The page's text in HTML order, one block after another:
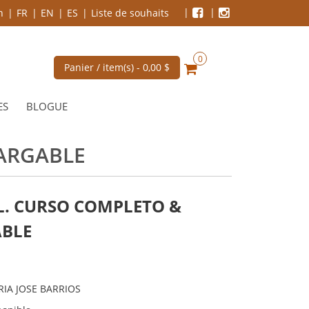
FR EN ES Liste de souhaits
Panier / item(s) - 0,00 $
0
BLOGUE
CURSO COMPLETO &
JOSE BARRIOS